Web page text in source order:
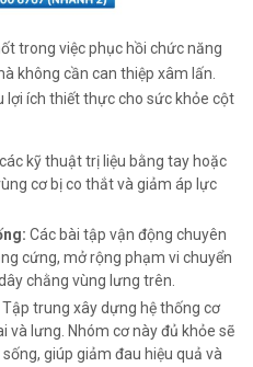
trong việc phục hồi chức năng
không cần can thiệp xâm lấn.
lợi ích thiết thực cho sức khỏe cột
kỹ thuật trị liệu bằng tay hoặc
cơ bị co thắt và giảm áp lực
Các bài tập vận động chuyên
cứng, mở rộng phạm vi chuyển
chằng vùng lưng trên.
Tập trung xây dựng hệ thống cơ
và lưng. Nhóm cơ này đủ khỏe sẽ
giúp giảm đau hiệu quả và